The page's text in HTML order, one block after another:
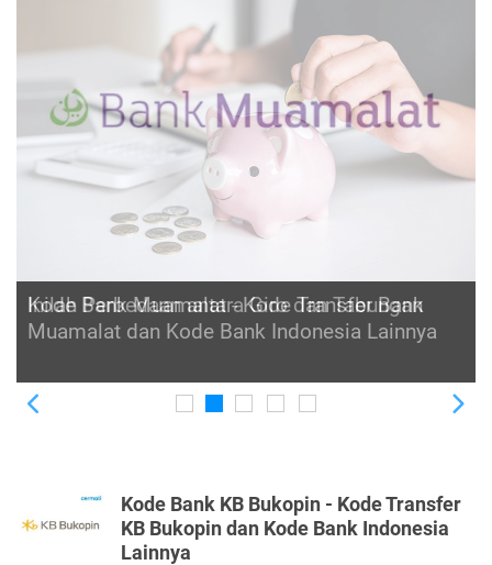
Kode Bank Muamalat - Kode Transfer Bank
Muamalat dan Kode Bank Indonesia Lainnya
Kode Bank KB Bukopin - Kode Transfer
KB Bukopin dan Kode Bank Indonesia
Lainnya